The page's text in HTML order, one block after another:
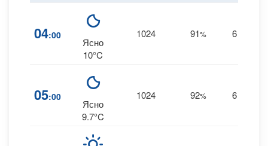
04:00
Ясно
10°C
1024 91% 6
05:00
Ясно
9.7°C
1024 92% 6